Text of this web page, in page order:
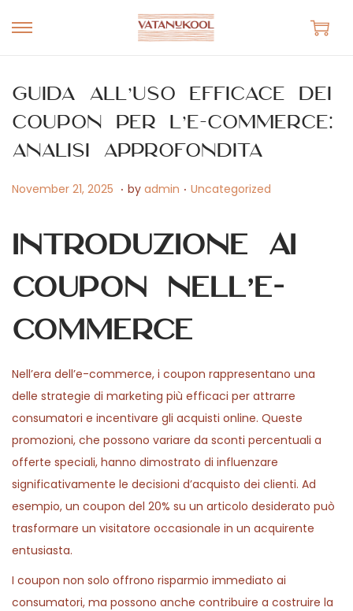
S
t
o
a
i
g
a
i
n
S
t
o
o
t
e
n
Guida all’uso efficace dei
coupon per l’e-commerce:
analisi approfondita
P
s
t
e
d
o
n
November 21, 2025 A
r
i
l
2
9
,
. by admin . P
s
t
e
d
i
n
Uncategorized
Introduzione ai
coupon nell’e-
commerce
Nell’era dell’e-commerce, i coupon rappresentano una
delle strategie di marketing più efficaci per attrarre
consumatori e incentivare gli acquisti online. Queste
promozioni, che possono variare da sconti percentuali a
offerte speciali, hanno dimostrato di influenzare
significativamente le decisioni d’acquisto dei clienti. Ad
esempio, un coupon del 20% su un articolo desiderato può
trasformare un visitatore occasionale in un acquirente
entusiasta.
I coupon non solo offrono risparmio immediato ai
consumatori, ma possono anche contribuire a costruire la